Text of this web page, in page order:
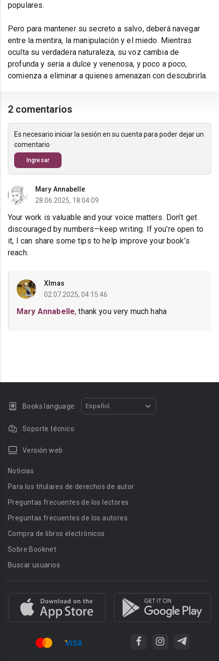
populares.
Pero para mantener su secreto a salvo, deberá navegar
entre la mentira, la manipulación y el miedo. Mientras
oculta su verdadera naturaleza, su voz cambia de
profunda y seria a dulce y venenosa, y poco a poco,
comienza a eliminar a quienes amenazan con descubrirla.
2 comentarios
Es necesario iniciar la sesión en su cuenta para poder dejar un
comentario
Ingresar
Mary Annabelle
28.06.2025, 18:04:09
Your work is valuable and your voice matters. Don’t get
discouraged by numbers—keep writing. If you're open to
it, I can share some tips to help improve your book’s
reach.
Xlmas
02.07.2025, 04:15:46
Mary Annabelle, thank you very much haha
Books language: Español
Soporte técnico
Versión web
Noticias
Para los titulares de derechos de autor
Preguntas frecuentes de los lectores
Preguntas frecuentes de los autores
Compra de libros electrónicos
Sobre Booknet
Buscar usuarios